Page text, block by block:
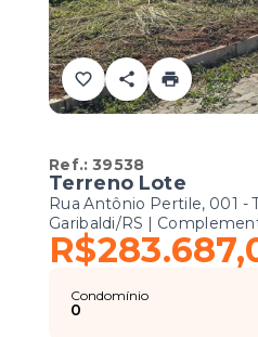
Ref.:39538
Terreno Lote
Rua Antônio Pertile, 001 -
Garibaldi/RS |
Condomínio
0